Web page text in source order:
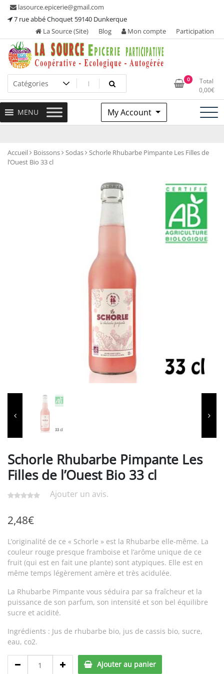
Skip lasource.epicerie@gmail.com
7 rue abbé Choquet 59140 Dunkerque
La Source (Site)
Blog Mon compte Participation
La Source – Epicerie
Participative
Ou tous les adhérents sont propriétaires et participent à la
maintenance de leur épicerie!
0
Total
0,00€
MENU My Account
Accueil Boissons Sodas
Schorle Rhubarbe Pimpante Les Filles de
l’Ouest Bio 33 cl
Schorle Rhubarbe Pimpante Les
Filles de l’Ouest Bio 33 cl
Ajouter un avis.
2,48€
L’originalité de ce « Schorle » est la Rhubarbe elle-même. La
couleur rouge presque framboise et l’arôme unique de ce
fruit (qui est en fait une plante) sont atypiques. Elle est en
même temps légèrement amère et très acidulée.
La Rhubarbe Pimpante vous séduira par sa fraîcheur et la
puissance de son parfum, son intensité et son bel équilibre
sucre et acidité.
Ingrédients : Jus de rhubarbe bio, jus de cassis bio, sucre,
eau, co2.
Rhubarbe
Ajouter au panier